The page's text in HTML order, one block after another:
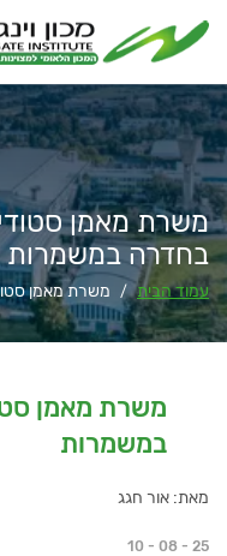
משרת מאמן
בחדרה במשמרות
עמוד הבית / משרת מאמן
משרת מאמן
במשמרות
מאת: אור חגג
10 - 08 - 25